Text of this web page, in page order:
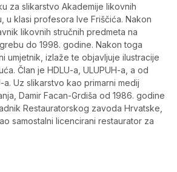
za slikarstvo Akademije likovnih
u klasi profesora Ive Friščića. Nakon
likovnih stručnih predmeta na
do 1998. godine. Nakon toga
umjetnik, izlaže te objavljuje ilustracije
Član je HDLU-a, ULUPUH-a, a od
Uz slikarstvo kao primarni medij
Damir Facan-Grdiša od 1986. godine
Restauratorskog zavoda Hrvatske,
samostalni licencirani restaurator za